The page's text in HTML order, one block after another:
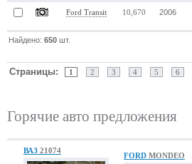
Ford Transit 10,670 2006
Найдено:650 шт.
Страницы: 1 2 3 4 5 6
Горячие авто предложения
ВАЗ 21074
FORD MONDEO